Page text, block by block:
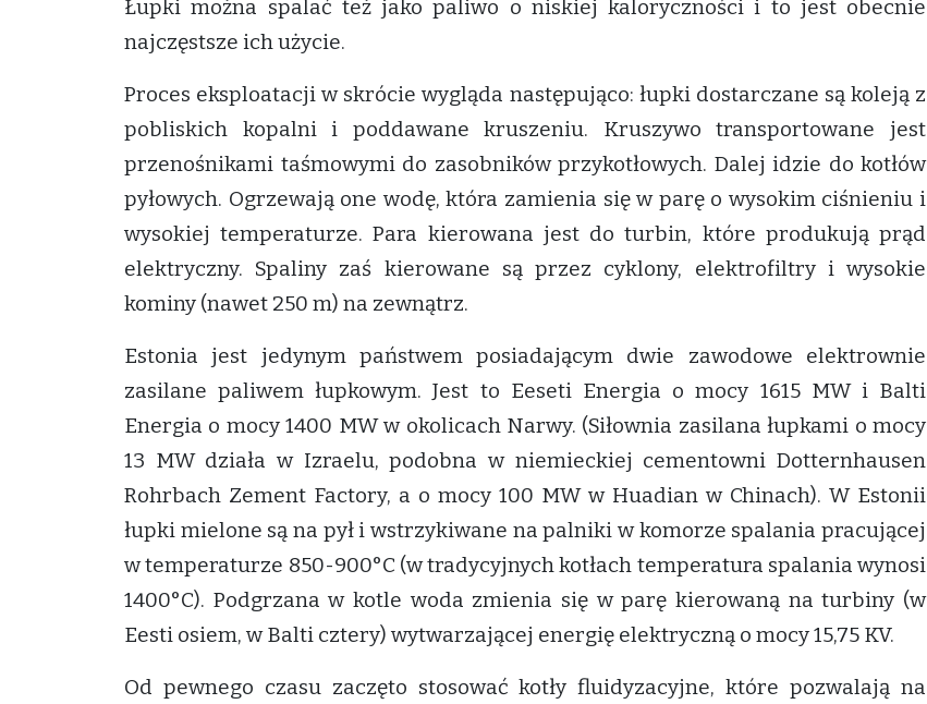
Łupki można spalać też jako paliwo o niskiej kaloryczności i to jest obecnie
najczęstsze ich użycie.
Proces eksploatacji w skrócie wygląda następująco: łupki dostarczane są koleją z
pobliskich kopalni i poddawane kruszeniu. Kruszywo transportowane jest
przenośnikami taśmowymi do zasobników przykotłowych. Dalej idzie do kotłów
pyłowych. Ogrzewają one wodę, która zamienia się w parę o wysokim ciśnieniu i
wysokiej temperaturze. Para kierowana jest do turbin, które produkują prąd
elektryczny. Spaliny zaś kierowane są przez cyklony, elektrofiltry i wysokie
kominy (nawet 250 m) na zewnątrz.
Estonia jest jedynym państwem posiadającym dwie zawodowe elektrownie
zasilane paliwem łupkowym. Jest to Eeseti Energia o mocy 1615 MW i Balti
Energia o mocy 1400 MW w okolicach Narwy. (Siłownia zasilana łupkami o mocy
13 MW działa w Izraelu, podobna w niemieckiej cementowni Dotternhausen
Rohrbach Zement Factory, a o mocy 100 MW w Huadian w Chinach). W Estonii
łupki mielone są na pył i wstrzykiwane na palniki w komorze spalania pracującej
w temperaturze 850-900°C (w tradycyjnych kotłach temperatura spalania wynosi
1400°C). Podgrzana w kotle woda zmienia się w parę kierowaną na turbiny (w
Eesti osiem, w Balti cztery) wytwarzającej energię elektryczną o mocy 15,75 KV.
Od pewnego czasu zaczęto stosować kotły fluidyzacyjne, które pozwalają na